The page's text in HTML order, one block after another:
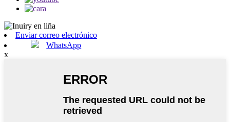
Enviar correo electrónico
WhatsApp
x